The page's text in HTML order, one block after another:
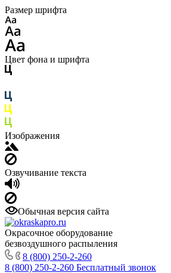
Размер шрифта
Цвет фона и шрифта
Изображения
Озвучивание текста
Обычная версия сайта
Окрасочное оборудование
безвоздушного распыления
8 (800) 250-2-260
8 (800) 250-2-260 Бесплатный звонок